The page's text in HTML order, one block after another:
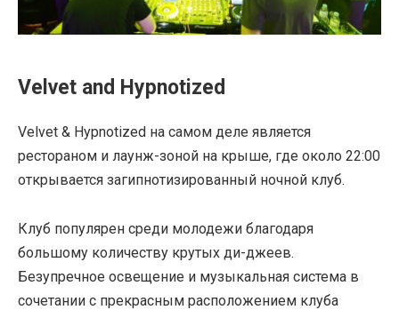
Velvet and Hypnotized
Velvet & Hypnotized на самом деле является
рестораном и лаунж-зоной на крыше, где около 22:00
открывается загипнотизированный ночной клуб.
Клуб популярен среди молодежи благодаря
большому количеству крутых ди-джеев.
Безупречное освещение и музыкальная система в
сочетании с прекрасным расположением клуба